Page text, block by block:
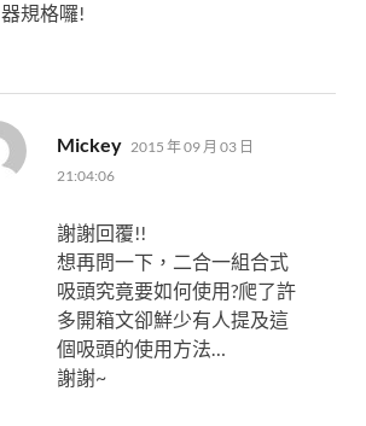
器規格囉!
Mickey 表
示:
2015 年 09 月 03 日
21:04:06
謝謝回覆!!
想再問一下，二合一組合式
吸頭究竟要如何使用?爬了許
多開箱文卻鮮少有人提及這
個吸頭的使用方法…
謝謝~